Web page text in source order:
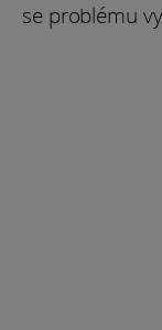
se problému